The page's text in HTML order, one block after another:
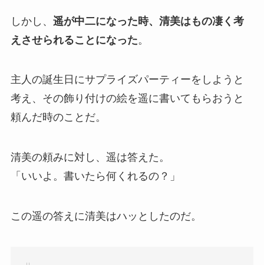
しかし、 遥が中二になった時、清美はもの凄く考
えさせられることになった。
主人の誕生日にサプライズパーティーをしようと
考え、その飾り付けの絵を遥に書いてもらおうと
頼んだ時のことだ。
清美の頼みに対し、遥は答えた。
「いいよ。書いたら何くれるの？」
この遥の答えに清美はハッとしたのだ。